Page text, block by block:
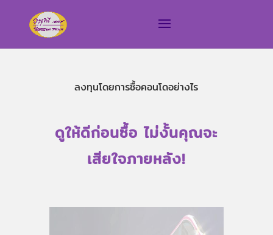
ลงทุนโดยการซื้อคอนโดอย่างไร
ดูให้ดีก่อนซื้อ ไม่งั้นคุณจะ
เสียใจภายหลัง!